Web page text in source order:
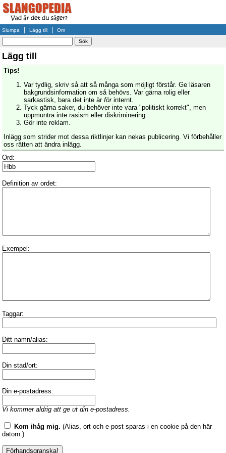
Slumpa Lägg till Om
Lägg till
Tips!
Var tydlig, skriv så att så många som möjligt förstår. Ge läsaren
bakgrundsinformation om så behövs. Var gärna rolig eller
sarkastisk, bara det inte är förinternt.
Tyck gärna saker, du behöver inte vara "politiskt korrekt", men
uppmuntra inte rasism eller diskriminering.
Gör inte reklam.
Inlägg som strider mot dessa riktlinjer kan nekas publicering. Vi förbehåller
oss rätten att ändra inlägg.
Ord:
Definition av ordet:
Exempel:
Taggar:
Ditt namn/alias:
Din stad/ort:
Din e-postadress:
Vi kommer aldrig att ge ut din e-postadress.
Kom ihåg mig. (Alias, ort och e-post sparas i en cookie på den här
datorn.)